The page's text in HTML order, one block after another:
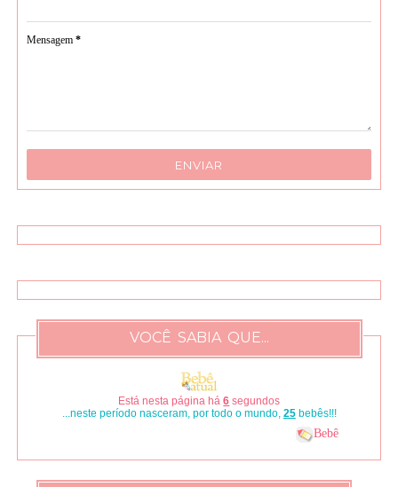
Mensagem*
VOCÊ SABIA QUE...
Está nesta página há7 segundos
...neste período nasceram, por todo o mundo, 29bebês!!!
Bebê